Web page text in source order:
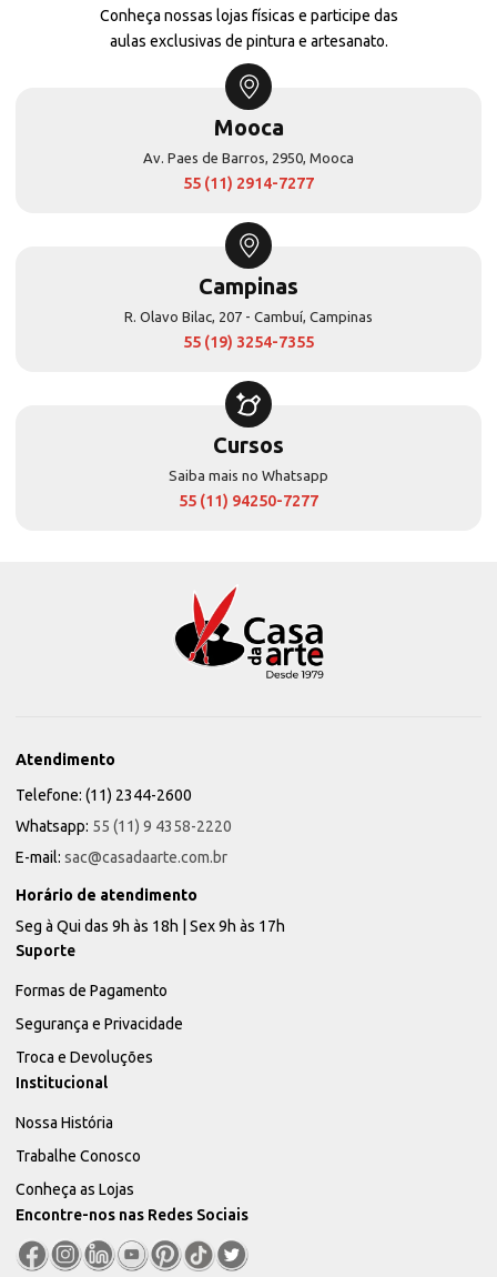
Conheça nossas lojas físicas e participe das
aulas exclusivas de pintura e artesanato.
Mooca
Av. Paes de Barros, 2950, Mooca
55 (11) 2914-7277
Campinas
R. Olavo Bilac, 207 - Cambuí, Campinas
55 (19) 3254-7355
Cursos
Saiba mais no Whatsapp
55 (11) 94250-7277
Atendimento
Telefone: (11) 2344-2600
Whatsapp: 55 (11) 9 4358-2220
E-mail: sac@casadaarte.com.br
Horário de atendimento
Seg à Qui das 9h às 18h | Sex 9h às 17h
Suporte
Formas de Pagamento
Segurança e Privacidade
Troca e Devoluções
Institucional
Nossa História
Trabalhe Conosco
Conheça as Lojas
Encontre-nos nas Redes Sociais